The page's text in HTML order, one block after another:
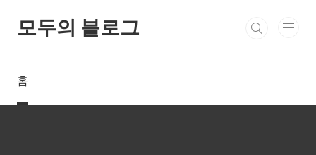
모두의 블로그
홈